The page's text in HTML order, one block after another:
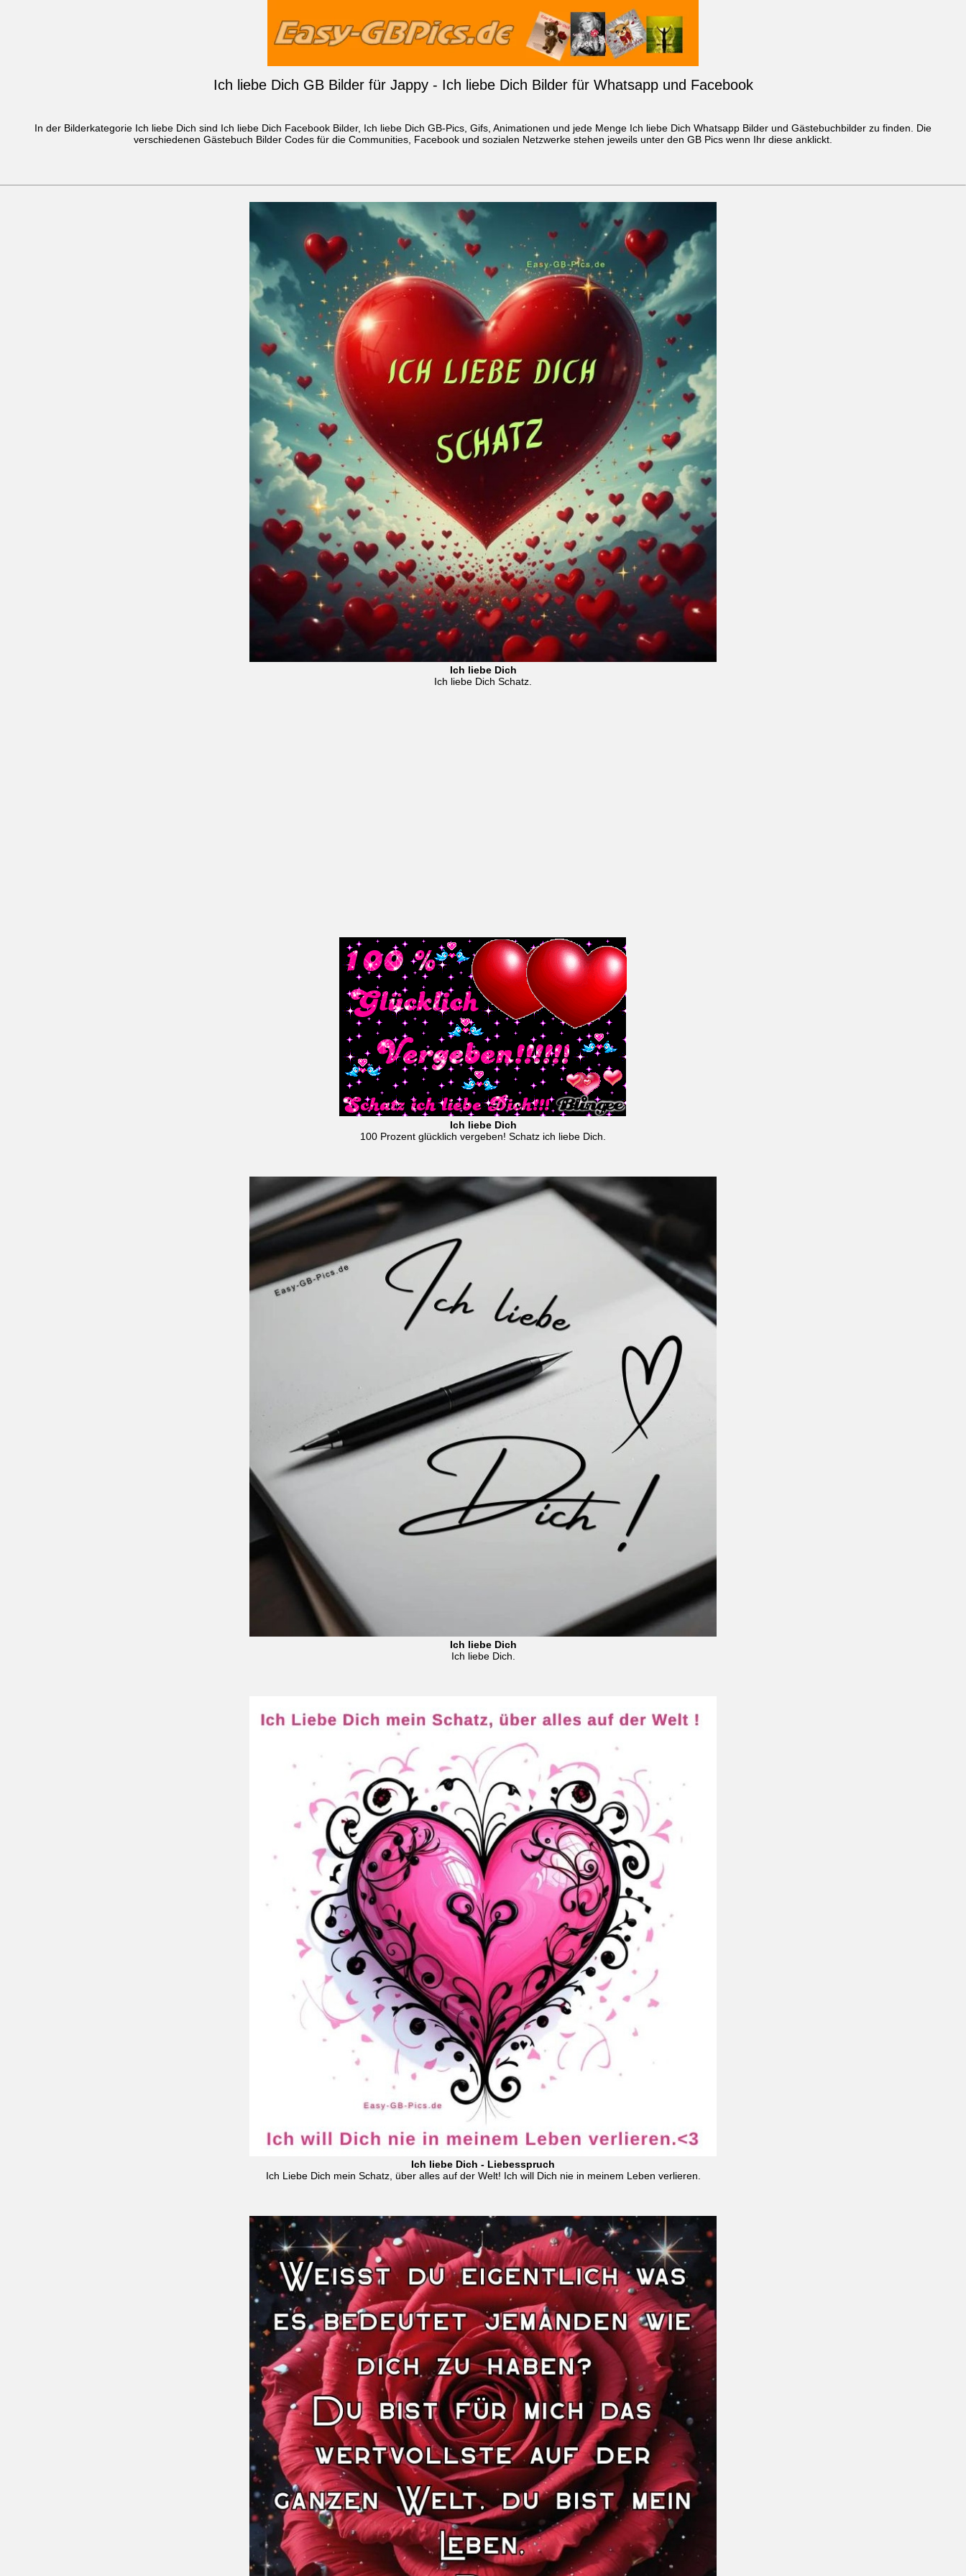
Ich liebe Dich GB Bilder für Jappy - Ich liebe Dich Bilder für Whatsapp und Facebook
In der Bilderkategorie Ich liebe Dich sind Ich liebe Dich Facebook Bilder, Ich liebe Dich GB-Pics, Gifs, Animationen und jede Menge Ich liebe Dich Whatsapp Bilder und Gästebuchbilder zu finden. Die
verschiedenen Gästebuch Bilder Codes für die Communities, Facebook und sozialen Netzwerke stehen jeweils unter den GB Pics wenn Ihr diese anklickt.
Ich liebe Dich
Ich liebe Dich Schatz.
Ich liebe Dich
100 Prozent glücklich vergeben! Schatz ich liebe Dich.
Ich liebe Dich
Ich liebe Dich.
Ich liebe Dich - Liebesspruch
Ich Liebe Dich mein Schatz, über alles auf der Welt! Ich will Dich nie in meinem Leben verlieren.